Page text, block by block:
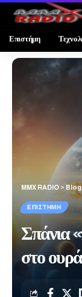
Επιστήμη
MMX RADIO > Blog
ΕΠΙΣΤΉΜΗ
Σπάνια
στο